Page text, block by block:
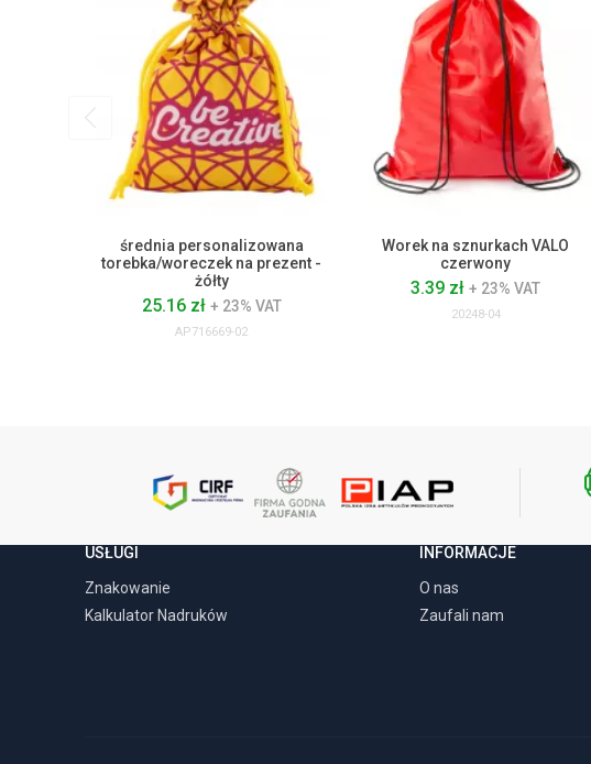
średnia personalizowana
torebka/woreczek na prezent -
żółty
25.16 zł + 23% VAT
AP716669-02
Worek na sznurkach VALO
czerwony
3.39 zł + 23% VAT
20248-04
USŁUGI
Znakowanie
Kalkulator Nadruków
INFORMACJE
O nas
Zaufali nam